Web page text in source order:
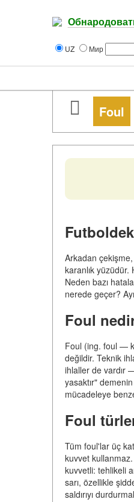
UZ Мир
Foul
Arkadan
karanlık
Neden bazı
nerede geçer?
Foul
Foul (ing. foul —
değildir. Teknik
ihlaller de vardır
yasaktır"
mücadeleye
Foul
Tüm foul'lar üç
kuvvet
kuvvetli: tehlikeli
sarı, özellikle
saldırıyı